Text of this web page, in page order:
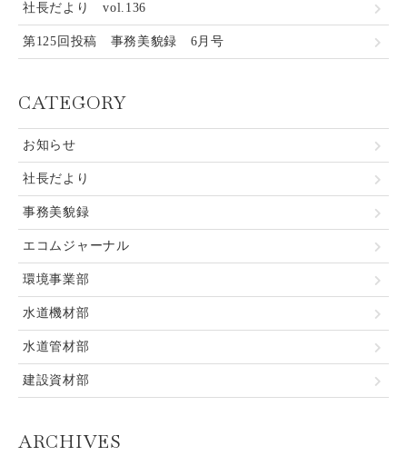
社長だより vol.136
第125回投稿 事務美貌録 6月号
CATEGORY
お知らせ
社長だより
事務美貌録
エコムジャーナル
環境事業部
水道機材部
水道管材部
建設資材部
ARCHIVES